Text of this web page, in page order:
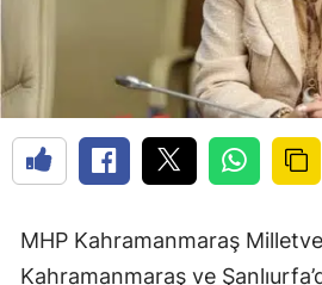
MHP Kahramanmaraş
Kahramanmaraş ve